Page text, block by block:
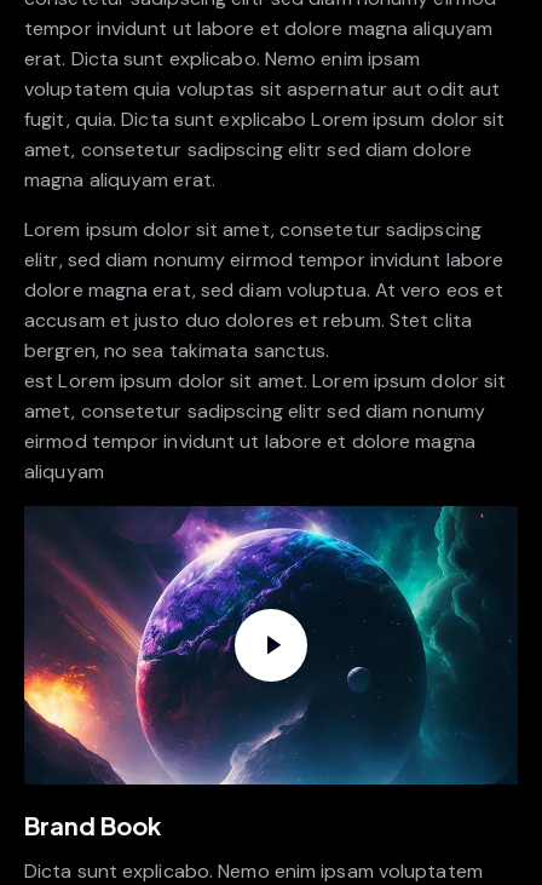
tempor invidunt ut labore et dolore magna aliquyam
erat. Dicta sunt explicabo. Nemo enim ipsam
voluptatem quia voluptas sit aspernatur aut odit aut
fugit, quia. Dicta sunt explicabo Lorem ipsum dolor sit
amet, consetetur sadipscing elitr sed diam dolore
magna aliquyam erat.
Lorem ipsum dolor sit amet, consetetur sadipscing
elitr, sed diam nonumy eirmod tempor invidunt labore
dolore magna erat, sed diam voluptua. At vero eos et
accusam et justo duo dolores et rebum. Stet clita
bergren, no sea takimata sanctus.
est Lorem ipsum dolor sit amet. Lorem ipsum dolor sit
amet, consetetur sadipscing elitr sed diam nonumy
eirmod tempor invidunt ut labore et dolore magna
aliquyam
Brand Book
Dicta sunt explicabo. Nemo enim ipsam voluptatem